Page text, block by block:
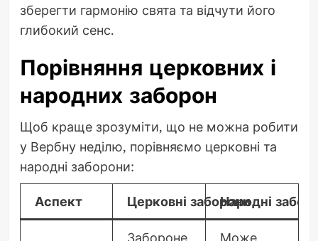
зберегти гармонію свята та відчути його
глибокий сенс.
Порівняння церковних і
народних заборон
Щоб краще зрозуміти, що не можна робити
у Вербну неділю, порівняємо церковні та
народні заборони:
Аспект Церковні заборони
Народні
Забороне
Може